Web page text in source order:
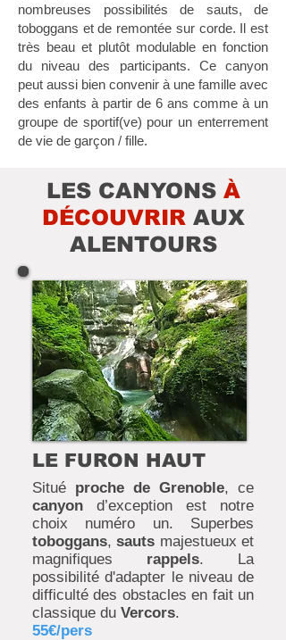
nombreuses possibilités de sauts, de
toboggans et de remontée sur corde. Il est
très beau et plutôt modulable en fonction
du niveau des participants. Ce canyon
peut aussi bien convenir à une famille avec
des enfants à partir de 6 ans comme à un
groupe de sportif(ve) pour un enterrement
de vie de garçon / fille.
LES CANYONS À
DÉCOUVRIR AUX
ALENTOURS
LE FURON HAUT
Situé proche de Grenoble, ce
canyon d’exception est notre
choix numéro un. Superbes
toboggans,sauts majestueux et
magnifiques rappels. La
possibilité d'adapter le niveau de
difficulté des obstacles en fait un
classique du Vercors.
55€/pers